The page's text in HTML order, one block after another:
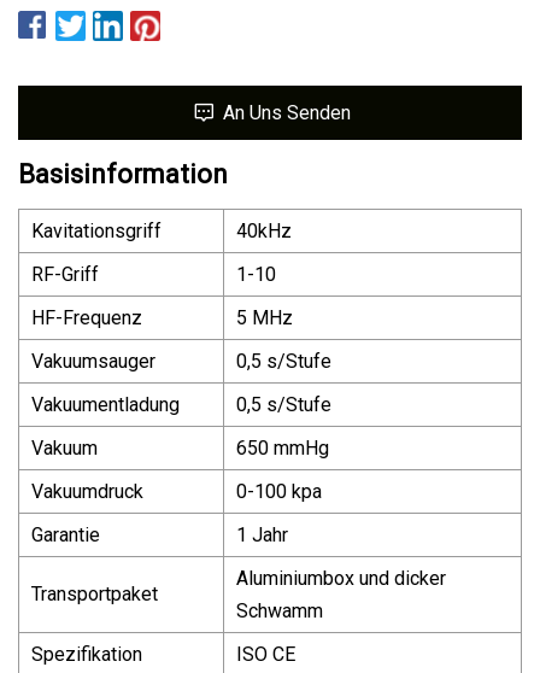
An Uns Senden
Basisinformation
Kavitationsgriff
40kHz
RF-Griff
1-10
HF-Frequenz
5 MHz
Vakuumsauger
0,5 s/Stufe
Vakuumentladung
0,5 s/Stufe
Vakuum
650 mmHg
Vakuumdruck
0-100 kpa
Garantie
1 Jahr
Transportpaket
Aluminiumbox und dicker
Schwamm
Spezifikation
ISO CE